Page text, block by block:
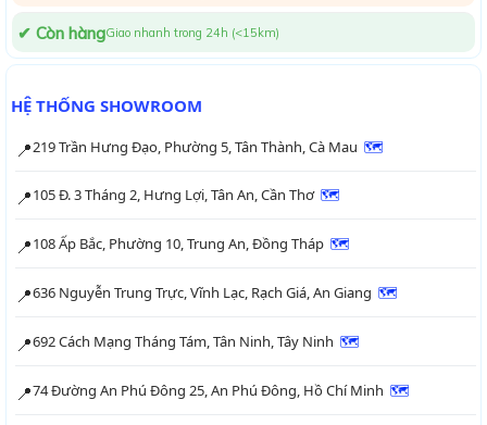
✔ Còn hàngGiao nhanh trong 24h (<15km)
HỆ THỐNG SHOWROOM
📍219 Trần Hưng Đạo, Phường 5, Tân Thành, Cà Mau 🗺
📍105 Đ. 3 Tháng 2, Hưng Lợi, Tân An, Cần Thơ 🗺
📍108 Ấp Bắc, Phường 10, Trung An, Đồng Tháp 🗺
📍636 Nguyễn Trung Trực, Vĩnh Lạc, Rạch Giá, An Giang 🗺
📍692 Cách Mạng Tháng Tám, Tân Ninh, Tây Ninh 🗺
📍74 Đường An Phú Đông 25, An Phú Đông, Hồ Chí Minh 🗺